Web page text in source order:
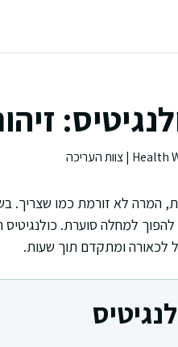
המרה לא זורמת כמו שצריך.
להפוך למחלה סוערת.
לכאורה ומתקדם תוך שעות.